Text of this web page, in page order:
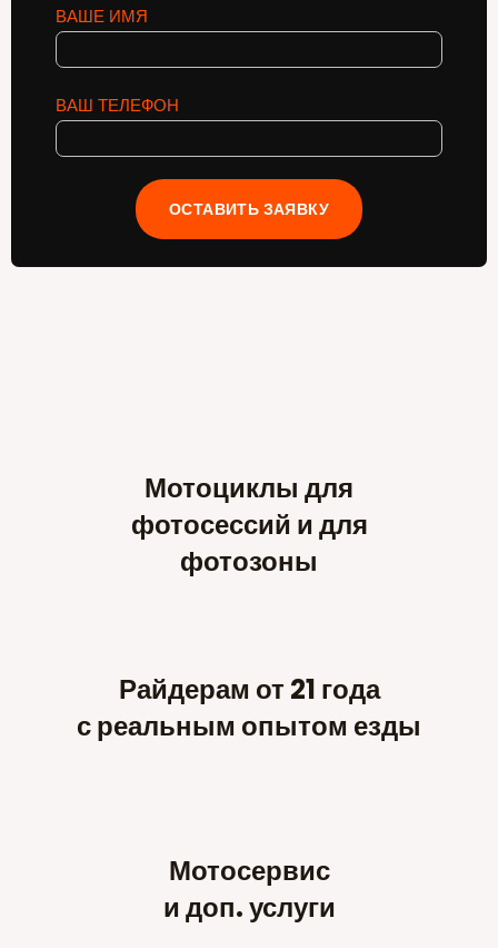
ВАШЕ ИМЯ
ВАШ ТЕЛЕФОН
ОСТАВИТЬ ЗАЯВКУ
Мотоциклы для
фотосессий и для
фотозоны
Райдерам от 21 года
с реальным опытом езды
Мотосервис
и доп. услуги